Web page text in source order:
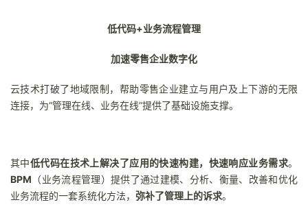
的
程
我
认的我
技
支
持
的
声
建
低代码+业务流程管理
加速零售企业数字化
云技术打破了地域限制，帮助零售企业建立与用户及上下游的无限
连接，为“管理在线、业务在线”提供了基础设施支撑。
其中低代码在技术上解决了应用的快速构建，快速响应业务需求。
BPM （业务流程管理）提供了通过建模、分析、衡量、改善和优化
业务流程的一套系统化方法， 弥补了管理上的诉求。